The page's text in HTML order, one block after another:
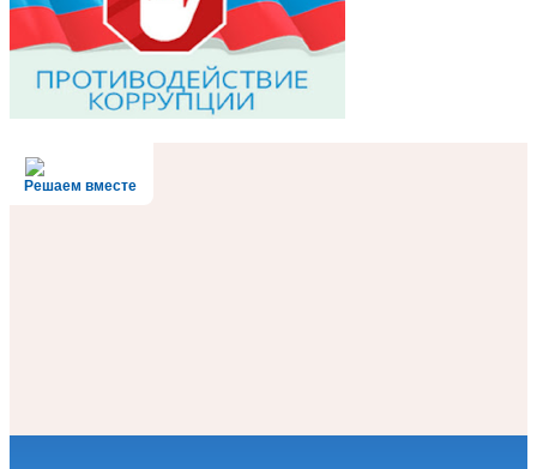
Решаем вместе